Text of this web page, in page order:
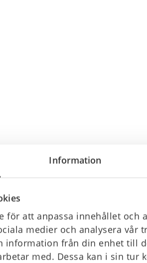
Information
för att anpassa innehållet och
medier och analysera vår
information från din enhet till
med. Dessa kan i sin tur